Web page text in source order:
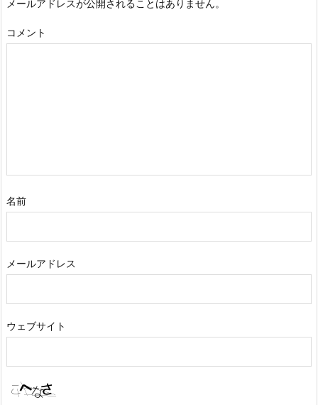
メールアドレスが公開されることはありません。
コメント
名前
メールアドレス
ウェブサイト